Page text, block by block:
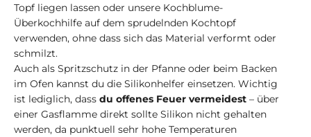
Topf liegen lassen oder unsere Kochblume-
Überkochhilfe auf dem sprudelnden Kochtopf
verwenden, ohne dass sich das Material verformt oder
schmilzt.
Auch als Spritzschutz in der Pfanne oder beim Backen
im Ofen kannst du die Silikonhelfer einsetzen. Wichtig
ist lediglich, dass du offenes Feuer vermeidest – über
einer Gasflamme direkt sollte Silikon nicht gehalten
werden, da punktuell sehr hohe Temperaturen